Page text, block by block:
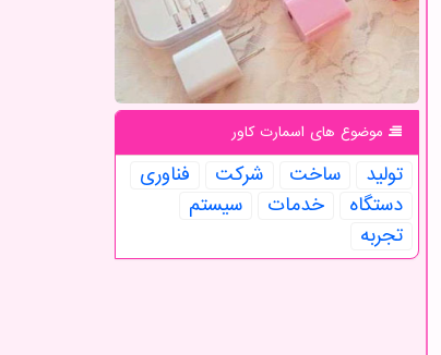
موضوع های اسمارت كاور
تولید ساخت شركت
فناوری
دستگاه
خدمات
سیستم
تجربه